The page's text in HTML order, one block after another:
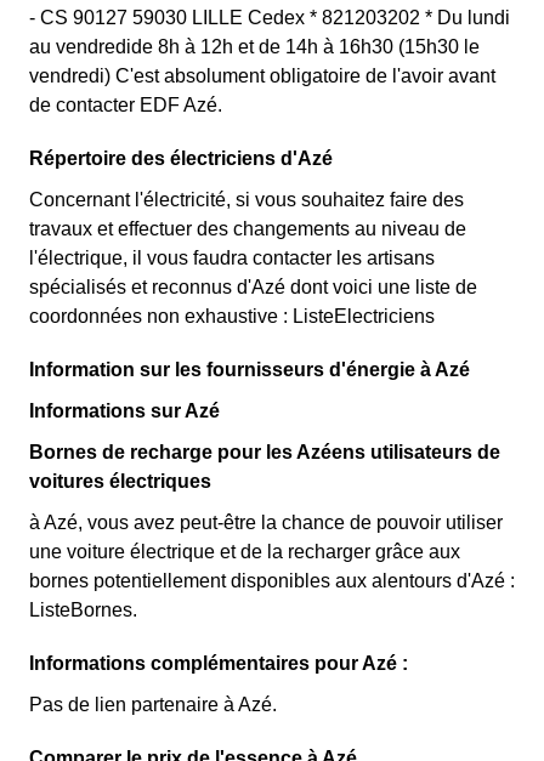
- CS 90127 59030 LILLE Cedex * 821203202 * Du lundi
au vendredide 8h à 12h et de 14h à 16h30 (15h30 le
vendredi) C'est absolument obligatoire de l'avoir avant
de contacter EDF Azé.
Répertoire des électriciens d'Azé
Concernant l'électricité, si vous souhaitez faire des
travaux et effectuer des changements au niveau de
l'électrique, il vous faudra contacter les artisans
spécialisés et reconnus d'Azé dont voici une liste de
coordonnées non exhaustive : ListeElectriciens
Information sur les fournisseurs d'énergie à Azé
Informations sur Azé
Bornes de recharge pour les Azéens utilisateurs de
voitures électriques
à Azé, vous avez peut-être la chance de pouvoir utiliser
une voiture électrique et de la recharger grâce aux
bornes potentiellement disponibles aux alentours d'Azé :
ListeBornes.
Informations complémentaires pour Azé :
Pas de lien partenaire à Azé.